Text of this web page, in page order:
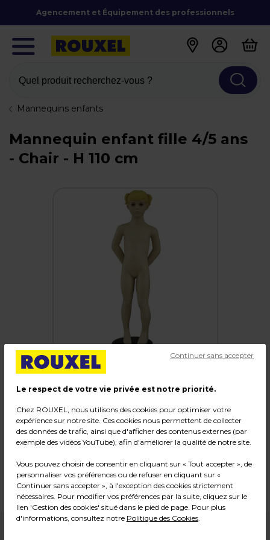
Agencement et Équipement des professionnels
Quel produit recherchez-vous ?
Mannequins enfants
Mannequin enfant fille 4/5 ans
- Chair - H 110 cm
Mannequin enfant fille 4/5 ans
Code :216979
Couleur : Chair
Matière : Fibre de verre
Dimensions : H 110 cm
Poids : 7,00 kg
Le respect de votre vie privée est notre priorité.
Chez ROUXEL, nous utilisons des cookies pour optimiser votre
expérience sur notre site. Ces cookies nous permettent de collecter
des données de trafic, ainsi que d'afficher des contenus externes (par
exemple des vidéos YouTube), afin d'améliorer la qualité de notre site.
Vous pouvez choisir de consentir en cliquant sur « Tout accepter », de
personnaliser vos préférences ou de refuser en cliquant sur «
Continuer sans accepter », à l'exception des cookies strictement
nécessaires. Pour modifier vos préférences par la suite, cliquez sur le
lien 'Gestion des cookies' situé dans le pied de page. Pour plus
d'informations, consultez notre Politique des Cookies.
Continuer sans accepter